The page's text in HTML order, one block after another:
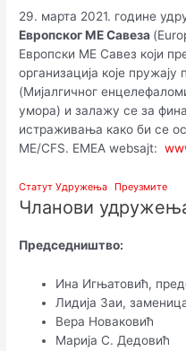
29. марта 2021. године
Европског МЕ Савеза
Европски МЕ Савез који
организација које
(Мијалгичног
умора) и залажу се за
истраживања како би се
МЕ/CFS. EMEA websajt:
Статут Удружења Преузмите
Чланови
Председништво:
Ина Игњатовић,
Лидија Заи,
Вера Новаковић
Марија С. Дедовић